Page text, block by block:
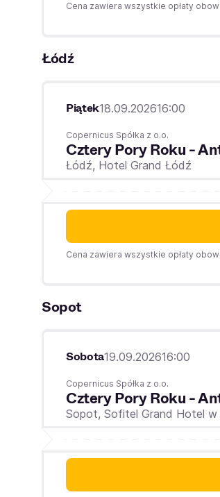
Cena zawiera wszystkie opłaty
Łódź
Piątek18.09.202616:00
Copernicus Spółka z o.o.
Cztery Pory Roku -
Łódź, Hotel Grand Łódź
Cena zawiera wszystkie opłaty
Sopot
Sobota19.09.202616:00
Copernicus Spółka z o.o.
Cztery Pory Roku -
Sopot, Sofitel Grand Hotel w